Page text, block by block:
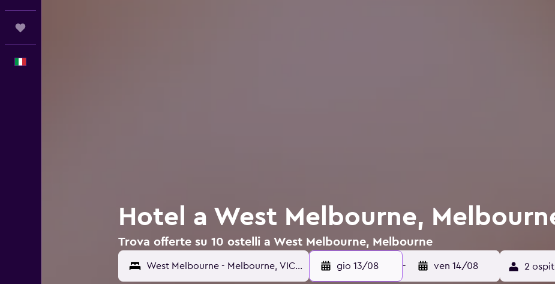
Hotel a West Melbourne,
Trova offerte su 10 ostelli a West Melbourne, Melbourne
gio 13/08 - ven 14/08 2